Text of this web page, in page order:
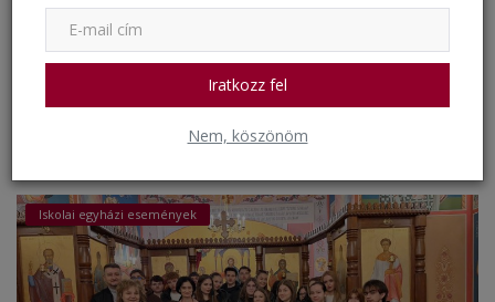
Iratkozz fel
Nem, köszönöm
Virágvasárnapi keresztútjáráson
Iskolai egyházi események